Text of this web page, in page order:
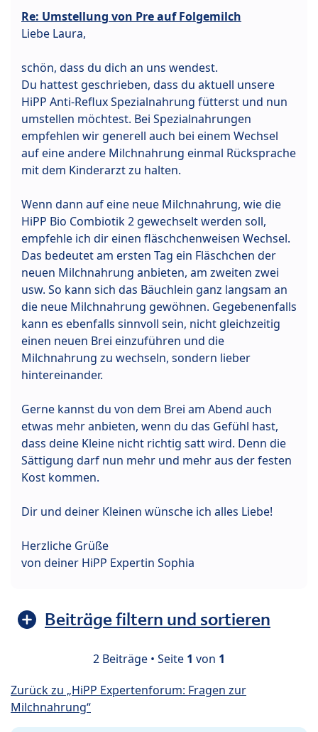
Re: Umstellung von Pre auf Folgemilch
Liebe Laura,
schön, dass du dich an uns wendest.
Du hattest geschrieben, dass du aktuell unsere
HiPP Anti-Reflux Spezialnahrung fütterst und nun
umstellen möchtest. Bei Spezialnahrungen
empfehlen wir generell auch bei einem Wechsel
auf eine andere Milchnahrung einmal Rücksprache
mit dem Kinderarzt zu halten.
Wenn dann auf eine neue Milchnahrung, wie die
HiPP Bio Combiotik 2 gewechselt werden soll,
empfehle ich dir einen fläschchenweisen Wechsel.
Das bedeutet am ersten Tag ein Fläschchen der
neuen Milchnahrung anbieten, am zweiten zwei
usw. So kann sich das Bäuchlein ganz langsam an
die neue Milchnahrung gewöhnen. Gegebenenfalls
kann es ebenfalls sinnvoll sein, nicht gleichzeitig
einen neuen Brei einzuführen und die
Milchnahrung zu wechseln, sondern lieber
hintereinander.
Gerne kannst du von dem Brei am Abend auch
etwas mehr anbieten, wenn du das Gefühl hast,
dass deine Kleine nicht richtig satt wird. Denn die
Sättigung darf nun mehr und mehr aus der festen
Kost kommen.
Dir und deiner Kleinen wünsche ich alles Liebe!
Herzliche Grüße
von deiner HiPP Expertin Sophia
Beiträge filtern und sortieren
2 Beiträge • Seite 1 von 1
Zurück zu „HiPP Expertenforum: Fragen zur
Milchnahrung“